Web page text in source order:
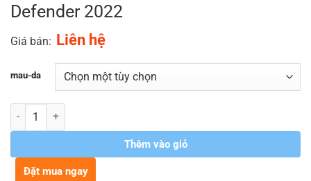
Defender 2022
Giá bán: Liên hệ
mau-da
Số lượng
Thêm vào giỏ
Đặt mua ngay